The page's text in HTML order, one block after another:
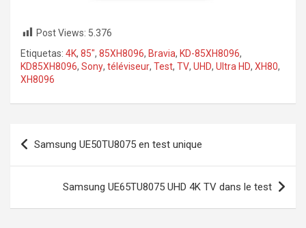
Post Views: 5.376
Etiquetas: 4K, 85", 85XH8096, Bravia, KD-85XH8096,
KD85XH8096, Sony, téléviseur, Test, TV, UHD, Ultra HD, XH80,
XH8096
Navegación
de
entradas
Samsung UE50TU8075 en test unique
Samsung UE65TU8075 UHD 4K TV dans le test